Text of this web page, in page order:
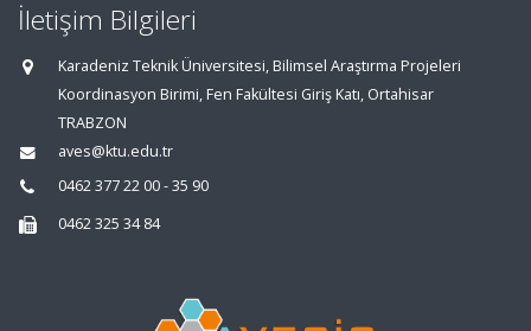
İletişim Bilgileri
Karadeniz Teknik Üniversitesi, Bilimsel Araştırma Projeleri
Koordinasyon Birimi, Fen Fakültesi Giriş Katı, Ortahisar
TRABZON
aves@ktu.edu.tr
0462 377 22 00 - 35 90
0462 325 34 84